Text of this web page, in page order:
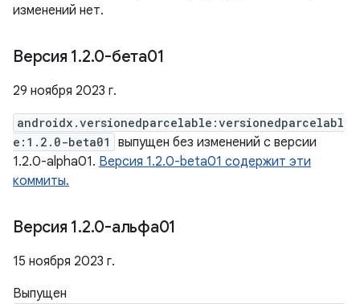
изменений нет.
Версия 1.2.0-бета01
29 ноября 2023 г.
androidx.versionedparcelable:versionedparcelabl
e:1.2.0-beta01
выпущен без изменений с версии
1.2.0-alpha01. Версия 1.2.0-beta01 содержит эти
коммиты.
Версия 1.2.0-альфа01
15 ноября 2023 г.
Выпущен